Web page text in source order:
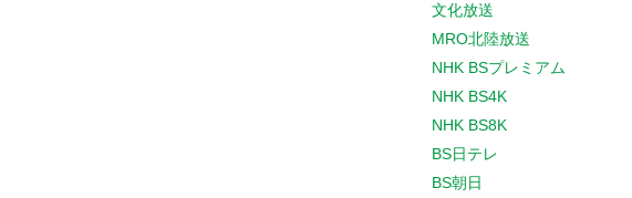
文化放送
MRO北陸放送
NHK BSプレミアム
NHK BS4K
NHK BS8K
BS日テレ
BS朝日